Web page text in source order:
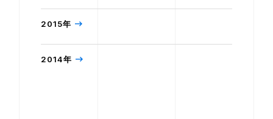
2015年
2014年